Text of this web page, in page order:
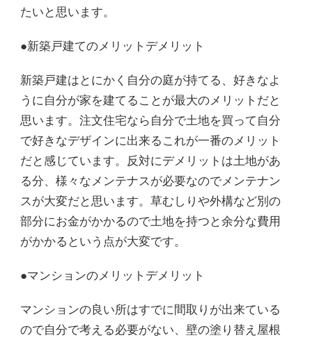
たいと思います。
●新築戸建てのメリットデメリット
新築戸建はとにかく自分の庭が持てる、好きなよ
うに自分が家を建てることが最大のメリットだと
思います。注文住宅なら自分で土地を買って自分
で好きなデザインに出来るこれが一番のメリット
だと感じています。反対にデメリットは土地があ
る分、様々なメンテナスが必要なのでメンテナン
スが大変だと思います。草むしりや外構など別の
部分にお金がかかるので土地を持つと余分な費用
がかかるという点が大変です。
●マンションのメリットデメリット
マンションの良い所はすでに間取りが出来ている
ので自分で考える必要がない、壁の塗り替え屋根